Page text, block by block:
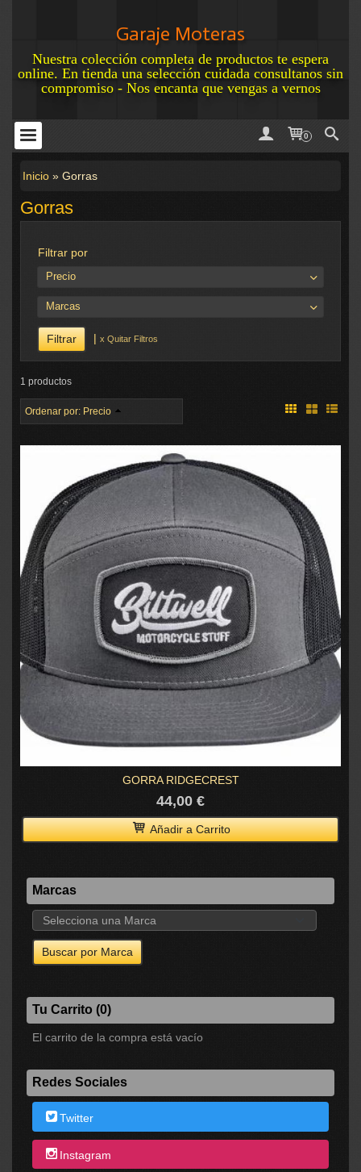
Garaje Moteras
Nuestra colección completa de productos te espera
online. En tienda una selección cuidada consultanos sin
compromiso - Nos encanta que vengas a vernos
0
Marcas
Tu Carrito (0)
El carrito de la compra está vacío
Redes Sociales
Twitter
Instagram
Inicio » Gorras
Gorras
Filtrar por
Precio
Marcas
| x Quitar Filtros
1 productos
Ordenar por: Precio
GORRA RIDGECREST
44,00 €
Añadir a Carrito